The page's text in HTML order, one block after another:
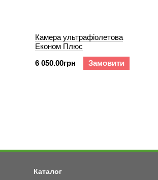
Камера ультрафіолетова
Економ Плюс
6 050.00грн
Замовити
Каталог